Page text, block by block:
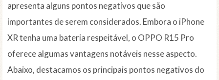
apresenta alguns pontos negativos que são
importantes de serem considerados. Embora o iPhone
XR tenha uma bateria respeitável, o OPPO R15 Pro
oferece algumas vantagens notáveis nesse aspecto.
Abaixo, destacamos os principais pontos negativos do